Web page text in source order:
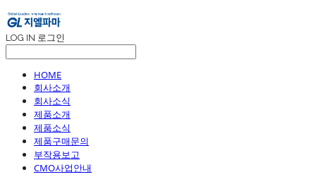
LOG IN 로그인
HOME
회사소개
회사소식
제품소개
제품소식
제품구매문의
부작용보고
CMO사업안내